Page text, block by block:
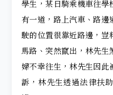
學生，某日騎乘機車往
有一道，路上汽車、路
駛的位置很靠近路邊，豈
馬路、突然竄出，林先
婦不幸往生，林先生因
訴，林先生透過法律扶